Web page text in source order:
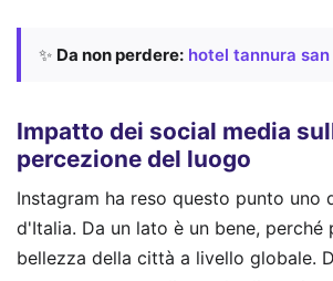
✨ Da non perdere: hotel tannura
Impatto dei social media
percezione del luogo
Instagram ha reso questo punto uno
d'Italia. Da un lato è un bene, perché
bellezza della città a livello globale.